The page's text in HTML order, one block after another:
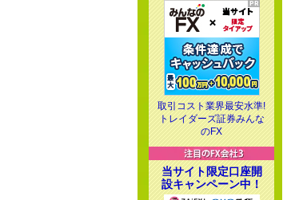
取引コスト業界最安水準!
トレイダーズ証券みんな
のFX
当サイト限定口座開
設キャンペーン中！